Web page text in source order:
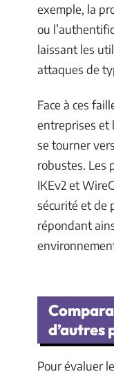
exemple, la
ou
laissant les
attaques de
Face à ces
entreprises et
se tourner
robustes. Les
IKEv2 et
sécurité et de
répondant
d’autres
Pour évaluer